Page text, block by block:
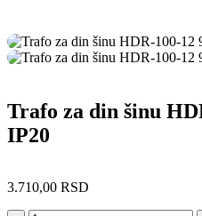
Trafo za din šinu
IP20
3.710,00 RSD